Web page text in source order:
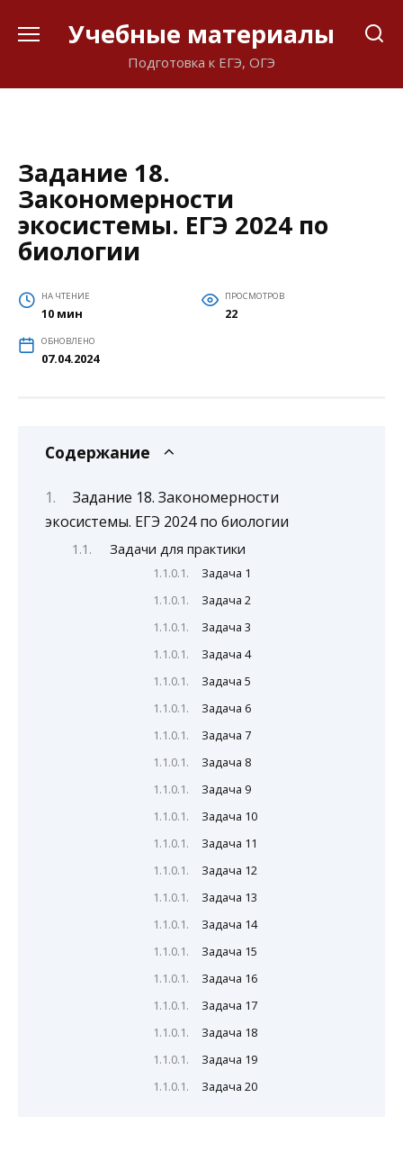
Учебные материалы
Подготовка к ЕГЭ, ОГЭ
Задание 18.
Закономерности
экосистемы. ЕГЭ 2024 по
биологии
НА ЧТЕНИЕ
10 мин
ПРОСМОТРОВ
22
ОБНОВЛЕНО
07.04.2024
Содержание
Задание 18. Закономерности
экосистемы. ЕГЭ 2024 по биологии
Задачи для практики
Задача 1
Задача 2
Задача 3
Задача 4
Задача 5
Задача 6
Задача 7
Задача 8
Задача 9
Задача 10
Задача 11
Задача 12
Задача 13
Задача 14
Задача 15
Задача 16
Задача 17
Задача 18
Задача 19
Задача 20